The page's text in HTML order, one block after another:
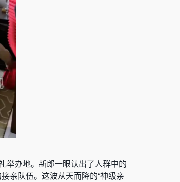
举办地。新郎一眼认出了人群中的
亲队伍。这波从天而降的“神级亲